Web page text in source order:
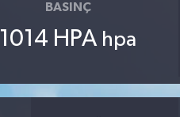
BASINÇ
1014 HPA hpa